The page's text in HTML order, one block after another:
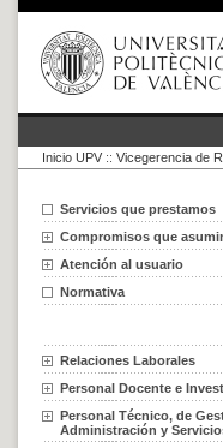
Inicio UPV :: Vicegerencia de
Servicios que prestamos
Compromisos que
Atención al usuario
Normativa
Relaciones Laborales
Personal Docente e
Personal Técnico, de
Administración y